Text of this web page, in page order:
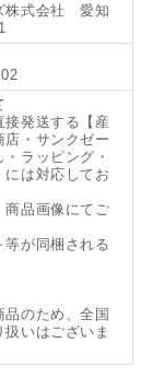
株式会社 愛知
接発送する【産
・サンクゼー
ラッピング・
には対応してお
商品画像にてご
等が同梱される
のため、全国
いはございま